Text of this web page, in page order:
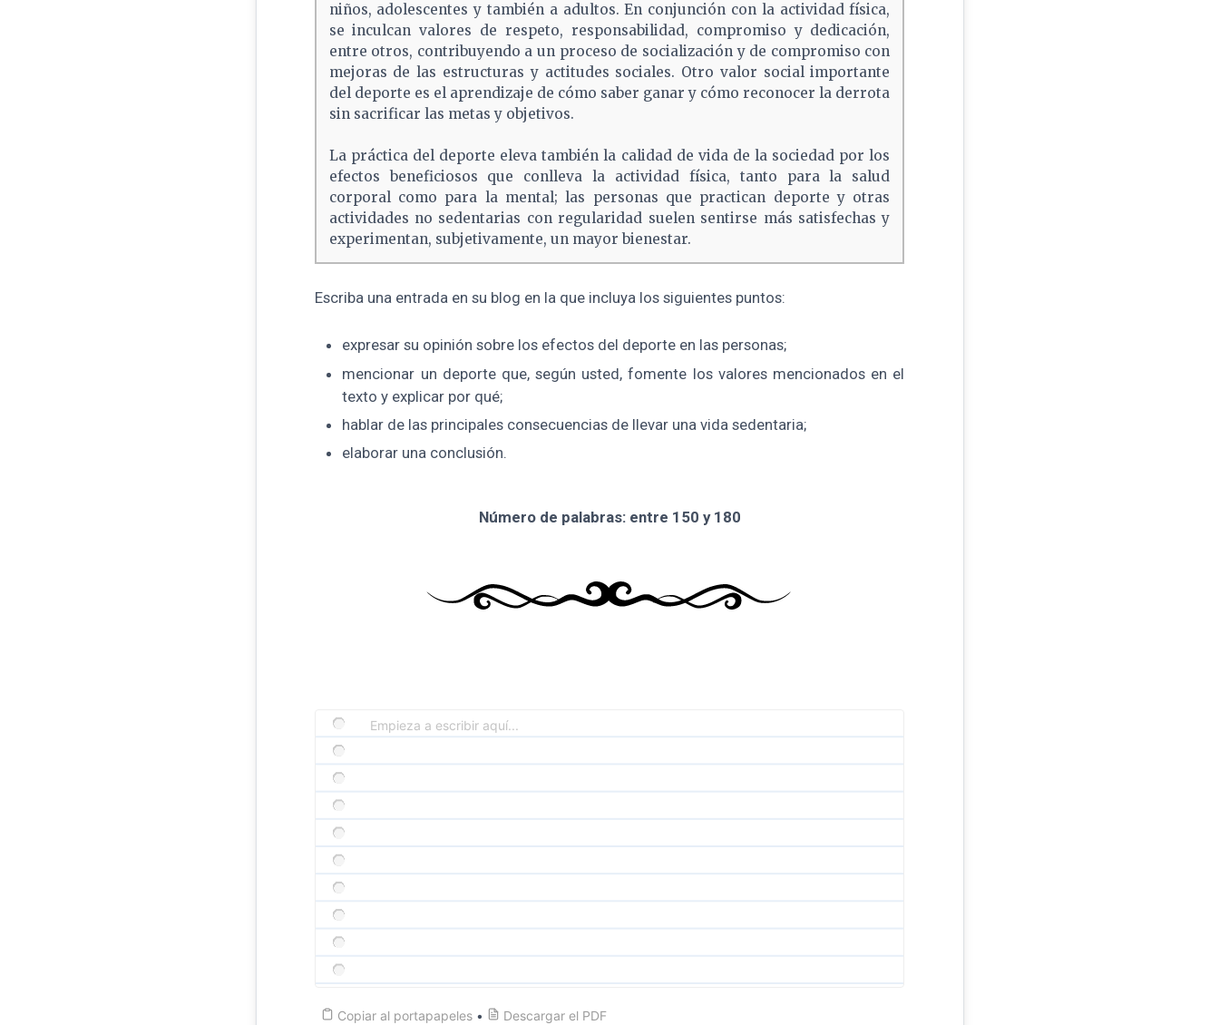
niños, adolescentes y también a adultos. En conjunción con la actividad física,
se inculcan valores de respeto, responsabilidad, compromiso y dedicación,
entre otros, contribuyendo a un proceso de socialización y de compromiso con
mejoras de las estructuras y actitudes sociales. Otro valor social importante
del deporte es el aprendizaje de cómo saber ganar y cómo reconocer la derrota
sin sacrificar las metas y objetivos.
La práctica del deporte eleva también la calidad de vida de la sociedad por los
efectos beneficiosos que conlleva la actividad física, tanto para la salud
corporal como para la mental; las personas que practican deporte y otras
actividades no sedentarias con regularidad suelen sentirse más satisfechas y
experimentan, subjetivamente, un mayor bienestar.
Escriba una entrada en su blog en la que incluya los siguientes puntos:
expresar su opinión sobre los efectos del deporte en las personas;
mencionar un deporte que, según usted, fomente los valores mencionados en el
texto y explicar por qué;
hablar de las principales consecuencias de llevar una vida sedentaria;
elaborar una conclusión.
Número de palabras: entre 150 y 180
Copiaral portapapeles• Descargar el PDF